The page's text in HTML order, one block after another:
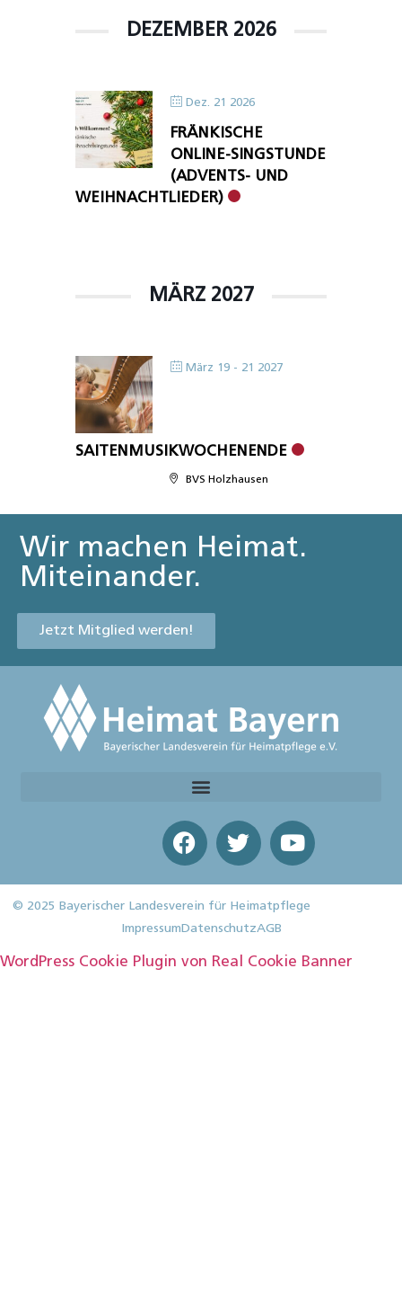
DEZEMBER 2026
Dez. 21 2026
FRÄNKISCHE
ONLINE-SINGSTUNDE
(ADVENTS- UND
WEIHNACHTLIEDER)
MÄRZ 2027
März 19 - 21 2027
SAITENMUSIKWOCHENENDE
BVS Holzhausen
Wir machen Heimat.
Miteinander.
Jetzt Mitglied werden!
© 2025 Bayerischer Landesverein für Heimatpflege
ImpressumDatenschutzAGB
WordPress Cookie Plugin von Real Cookie Banner